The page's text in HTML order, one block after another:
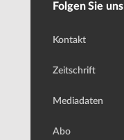
Folgen Sie uns
Kontakt
Zeitschrift
Mediadaten
Abo